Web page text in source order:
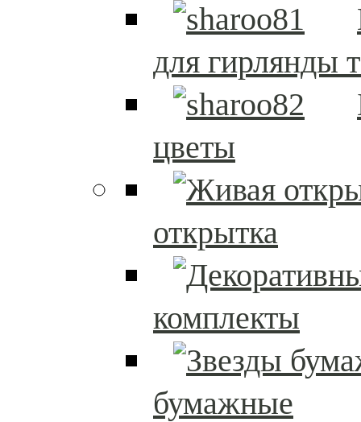
для гирлянды
цветы
открытка
комплекты
бумажные